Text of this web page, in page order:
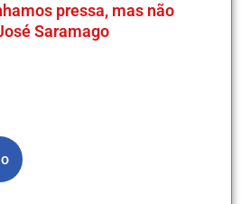
pressa, mas não
Saramago